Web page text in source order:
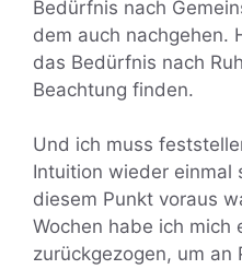
Bedürfnis nach
dem auch nachgehen.
das Bedürfnis nach
Beachtung finden.
Und ich muss
Intuition wieder einmal
diesem Punkt voraus
Wochen habe ich mich
zurückgezogen, um an